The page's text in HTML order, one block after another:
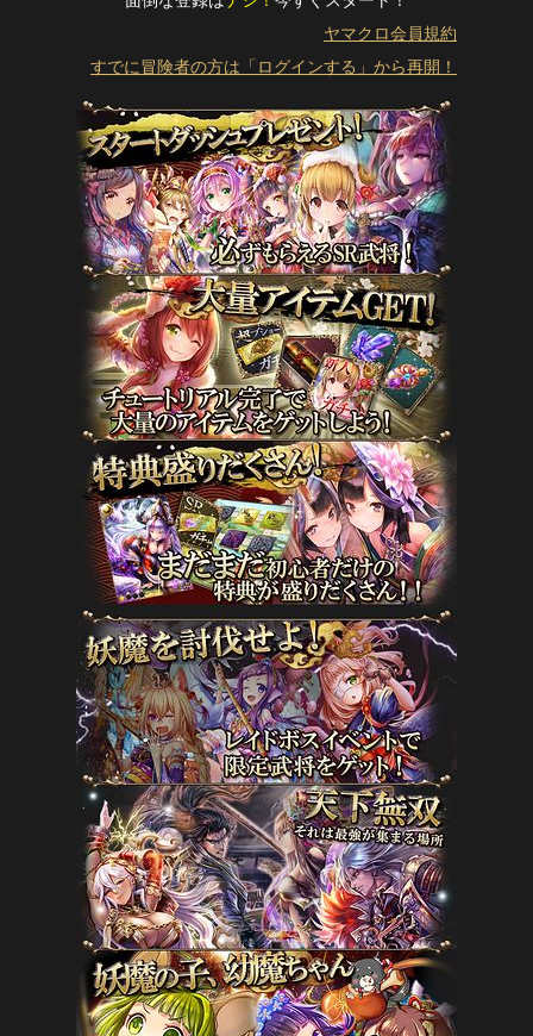
ヤマクロ会員規約
すでに冒険者の方は「ログインする」から再開！